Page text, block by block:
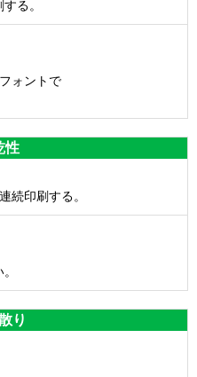
る。
ォントで
性
続印刷する。
り